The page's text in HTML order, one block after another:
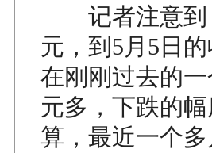
记者注意到
元，到5月5日
在刚刚过去的
元多，下跌的
算，最近一个